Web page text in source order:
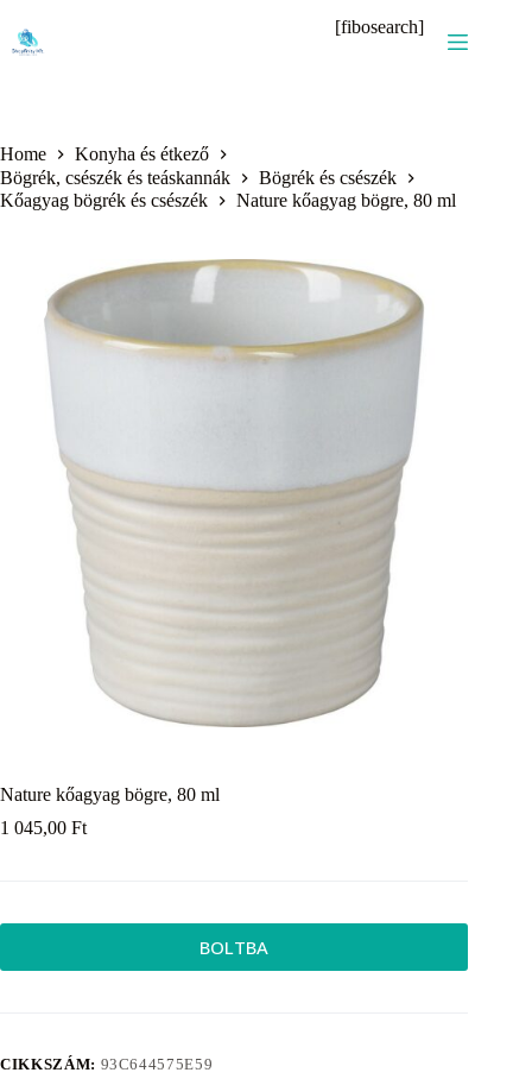
content
[fibosearch]
Home
Konyha és étkező
Bögrék, csészék és teáskannák
Bögrék és csészék
Kőagyag bögrék és csészék
Nature kőagyag bögre, 80 ml
Nature kőagyag bögre, 80 ml
1 045,00 Ft
BOLTBA
CIKKSZÁM: 93C644575E59